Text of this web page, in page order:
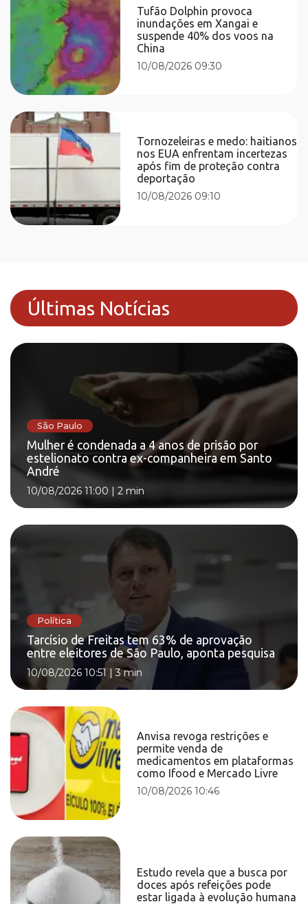
Tufão Dolphin provoca
inundações em Xangai e
suspende 40% dos voos na
China
10/08/2026 09:30
Tornozeleiras e medo: haitianos
nos EUA enfrentam incertezas
após fim de proteção contra
deportação
10/08/2026 09:10
Últimas Notícias
São Paulo
Mulher é condenada a 4 anos de prisão por
estelionato contra ex-companheira em Santo
André
10/08/2026 11:00 | 2 min
Política
Tarcísio de Freitas tem 63% de aprovação
entre eleitores de São Paulo, aponta pesquisa
10/08/2026 10:51 |3 min
Anvisa revoga restrições e
permite venda de
medicamentos em plataformas
como Ifood e Mercado Livre
10/08/2026 10:46
Estudo revela que a busca por
doces após refeições pode
estar ligada à evolução humana